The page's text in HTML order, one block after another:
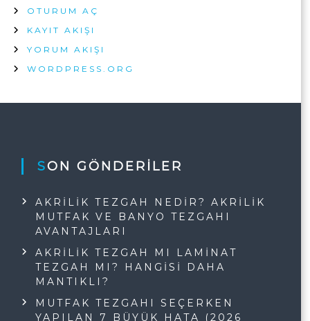
OTURUM AÇ
KAYIT AKIŞI
YORUM AKIŞI
WORDPRESS.ORG
SON GÖNDERILER
AKRILIK TEZGAH NEDIR? AKRILIK
MUTFAK VE BANYO TEZGAHI
AVANTAJLARI
AKRILIK TEZGAH MI LAMINAT
TEZGAH MI? HANGISI DAHA
MANTIKLI?
MUTFAK TEZGAHI SEÇERKEN
YAPILAN 7 BÜYÜK HATA (2026